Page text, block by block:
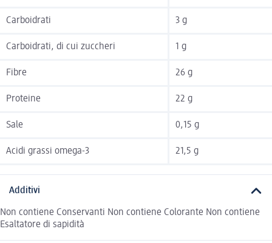
Carboidrati 3 g
Carboidrati, di cui zuccheri 1 g
Fibre 26 g
Proteine 22 g
Sale 0,15 g
Acidi grassi omega-3 21,5 g
Additivi
Non contiene Conservanti Non contiene Colorante Non contiene
Esaltatore di sapidità